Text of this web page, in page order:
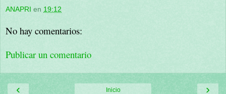
ANAPRI en 19:12
No hay comentarios:
Publicar un comentario
‹ ›
Inicio